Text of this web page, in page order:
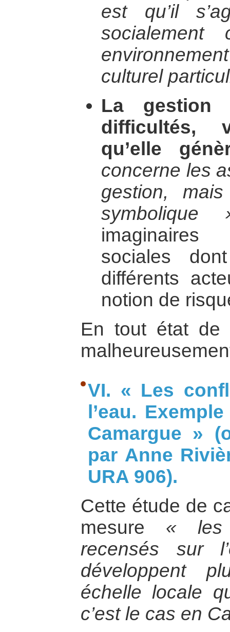
est qu’il
socialement
culturel
La
difficultés,
qu’elle
concerne les
gestion,
symbolique
imaginaires
sociales
différents
notion de
En tout état de
VI. « Les
l’eau.
Camargue »
par Anne
URA 906).
Cette étude de
mesure « les
recensés sur
développent
échelle locale
c’est le cas en